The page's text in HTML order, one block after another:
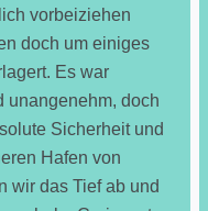
vorbeiziehen
doch um einiges
Es war
unangenehm, doch
Sicherheit und
Hafen von
wir das Tief ab und